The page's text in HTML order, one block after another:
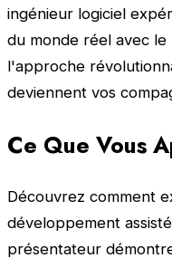
ingénieur logiciel
du monde réel avec le
l'approche
deviennent vos
Ce Que Vous
Découvrez comment
développement
présentateur